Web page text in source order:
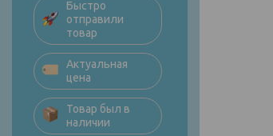
Быстро
отправили
товар
Актуальная
цена
Товар был в
наличии